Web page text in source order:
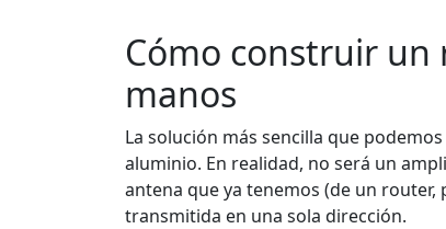
Cómo construir un
manos
La solución más sencilla que
aluminio. En realidad, no será un
antena que ya tenemos (de un
transmitida en una sola dirección.